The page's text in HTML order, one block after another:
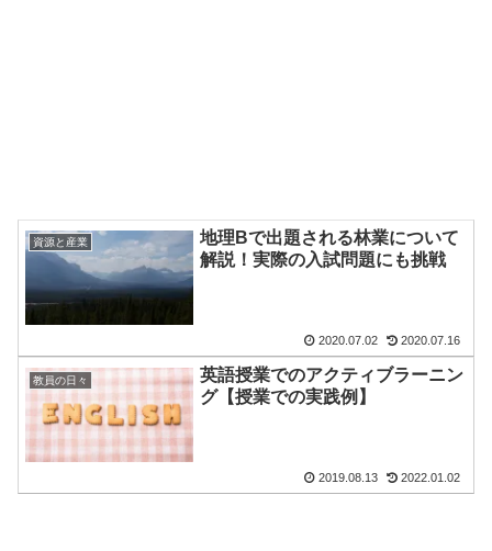
資源と産業
地理Bで出題される林業について
解説！実際の入試問題にも挑戦
2020.07.02 2020.07.16
教員の日々
英語授業でのアクティブラーニン
グ【授業での実践例】
2019.08.13 2022.01.02